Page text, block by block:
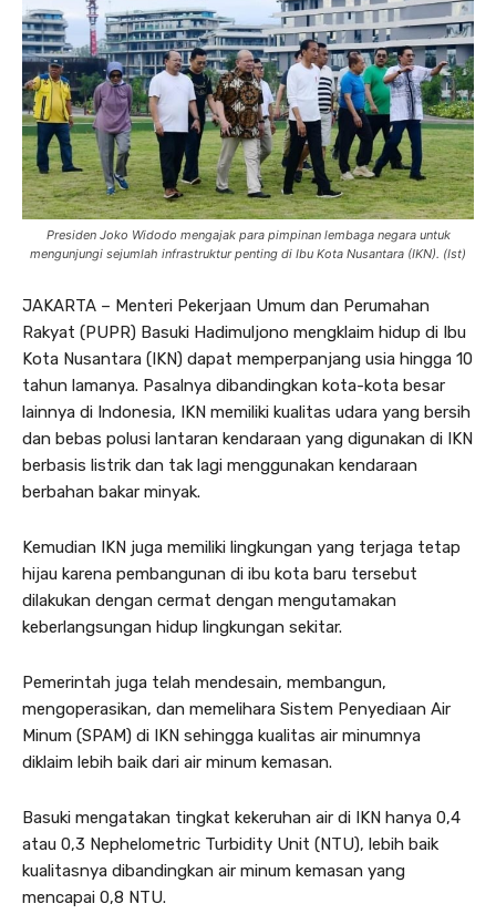
Presiden Joko Widodo mengajak para pimpinan lembaga negara untuk
mengunjungi sejumlah infrastruktur penting di Ibu Kota Nusantara (IKN). (Ist)
JAKARTA – Menteri Pekerjaan Umum dan Perumahan
Rakyat (PUPR) Basuki Hadimuljono mengklaim hidup di Ibu
Kota Nusantara (IKN) dapat memperpanjang usia hingga 10
tahun lamanya. Pasalnya dibandingkan kota-kota besar
lainnya di Indonesia, IKN memiliki kualitas udara yang bersih
dan bebas polusi lantaran kendaraan yang digunakan di IKN
berbasis listrik dan tak lagi menggunakan kendaraan
berbahan bakar minyak.
Kemudian IKN juga memiliki lingkungan yang terjaga tetap
hijau karena pembangunan di ibu kota baru tersebut
dilakukan dengan cermat dengan mengutamakan
keberlangsungan hidup lingkungan sekitar.
Pemerintah juga telah mendesain, membangun,
mengoperasikan, dan memelihara Sistem Penyediaan Air
Minum (SPAM) di IKN sehingga kualitas air minumnya
diklaim lebih baik dari air minum kemasan.
Basuki mengatakan tingkat kekeruhan air di IKN hanya 0,4
atau 0,3 Nephelometric Turbidity Unit (NTU), lebih baik
kualitasnya dibandingkan air minum kemasan yang
mencapai 0,8 NTU.